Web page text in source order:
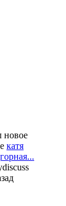
новое
катя